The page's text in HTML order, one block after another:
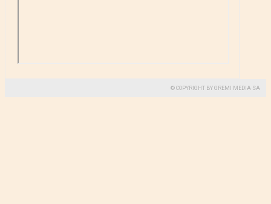
© COPYRIGHT BY GREMI MEDIA SA